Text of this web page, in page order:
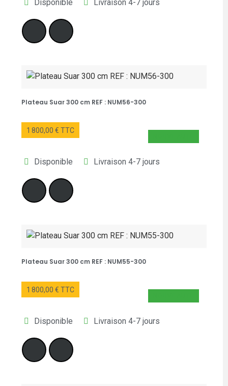
Disponible Livraison 4-7 jours
Plateau Suar 300 cm REF : NUM56-300
1 800,00 € TTC
Disponible Livraison 4-7 jours
Plateau Suar 300 cm REF : NUM55-300
1 800,00 € TTC
Disponible Livraison 4-7 jours